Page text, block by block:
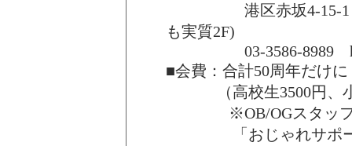
港区赤坂4-15-1 赤
も実質2F)
03-3586-8989
■会費：合計50周年だけ
（高校生3500円、小
※OB/OGスタッフ
「おじゃれサポータ